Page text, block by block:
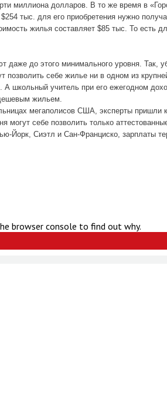
миллиона долларов. В то же время в
тыс. для его приобретения нужно
жилья составляет $85 тыс. То есть
даже до этого минимального уровня. Так,
позволить себе жилье ни в одном из
школьный учитель при его ежегодном
жильем.
мегаполисов США, эксперты
могут себе позволить только
Йорк, Сиэтл и Сан-Франциско, зарплаты
browser console to find out why.